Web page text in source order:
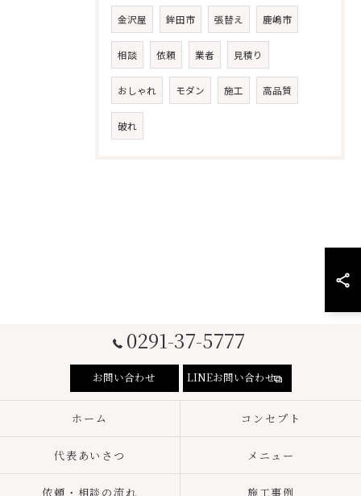
金沢屋 鉾田市 張替え 鹿嶋市
相談 依頼 業者 見積り
おしゃれ モダン 施工 高品質
破れ
0291-37-5777
お問い合わせ LINEお問い合わせ
ホーム コンセプト
代表あいさつ メニュー
依頼・相談の流れ 施工事例